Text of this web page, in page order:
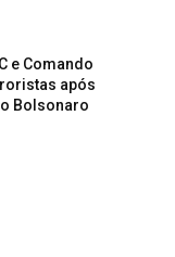
e Comando
após
Bolsonaro